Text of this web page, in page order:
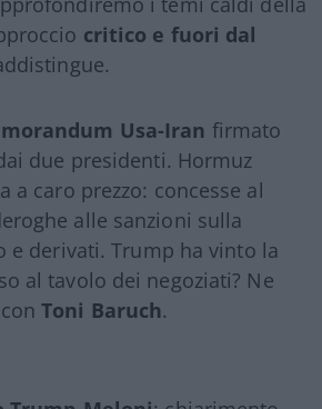
critico e fuori dal
Usa-Iran firmato
due presidenti. Hormuz
a caro prezzo: concesse al
alle sanzioni sulla
e derivati. Trump ha vinto la
al tavolo dei negoziati? Ne
conToni Baruch.